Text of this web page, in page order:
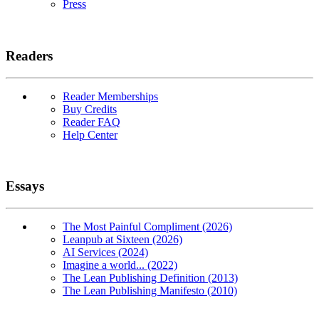
Press
Readers
Reader Memberships
Buy Credits
Reader FAQ
Help Center
Essays
The Most Painful Compliment (2026)
Leanpub at Sixteen (2026)
AI Services (2024)
Imagine a world... (2022)
The Lean Publishing Definition (2013)
The Lean Publishing Manifesto (2010)